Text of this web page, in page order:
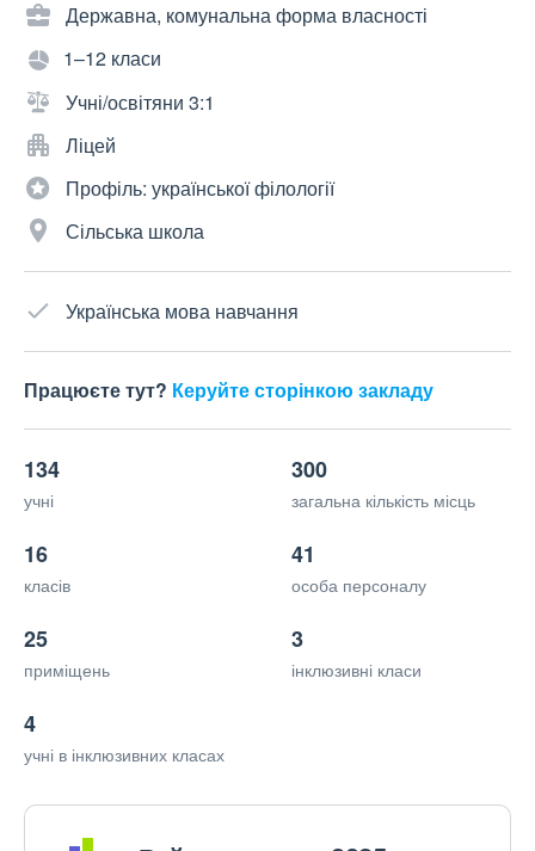
Державна, комунальна форма власності
1–12 класи
Учні/освітяни 3:1
Ліцей
Профіль: української філології
Сільська школа
Українська мова навчання
Працюєте тут? Керуйте сторінкою закладу
134
учні
300
загальна кількість місць
16
класів
41
особа персоналу
25
приміщень
3
інклюзивні класи
4
учні в інклюзивних класах